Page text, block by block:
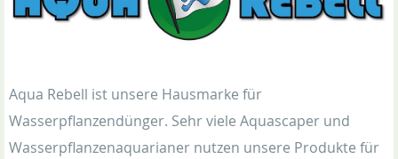
Aqua Rebell ist unsere Hausmarke für
Wasserpflanzendünger. Sehr viele Aquascaper und
Wasserpflanzenaquarianer nutzen unsere Produkte für